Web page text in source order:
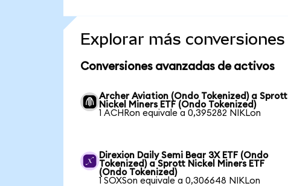
Explorar más conversiones
Conversiones avanzadas de activos
Archer Aviation (Ondo Tokenized) a Sprott
Nickel Miners ETF (Ondo Tokenized)
1 ACHRon equivale a 0,395282 NIKLon
Direxion Daily Semi Bear 3X ETF (Ondo
Tokenized) a Sprott Nickel Miners ETF
(Ondo Tokenized)
1 SOXSon equivale a 0,306648 NIKLon